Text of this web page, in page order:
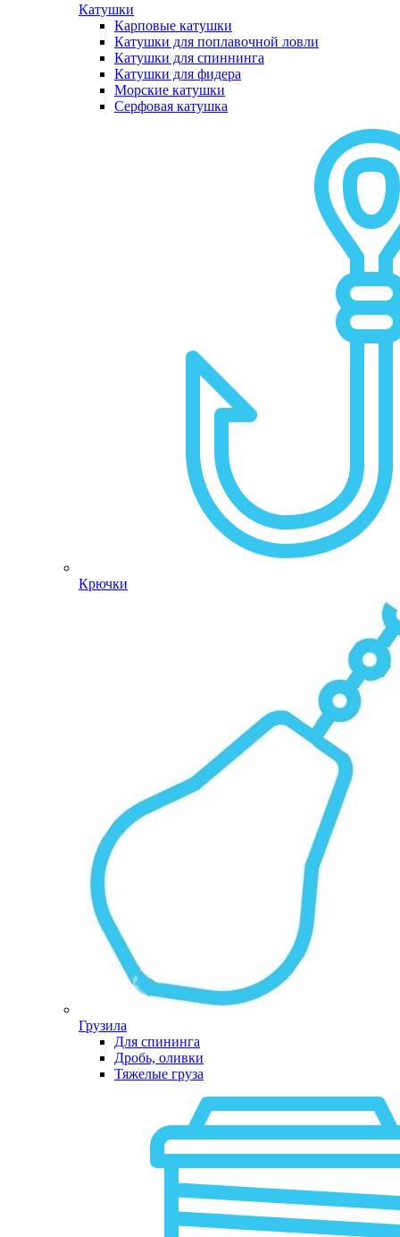
Катушки
Карповые катушки
Катушки для поплавочной ловли
Катушки для спиннинга
Катушки для фидера
Морские катушки
Серфовая катушка
Крючки
Грузила
Для спининга
Дробь, оливки
Тяжелые груза